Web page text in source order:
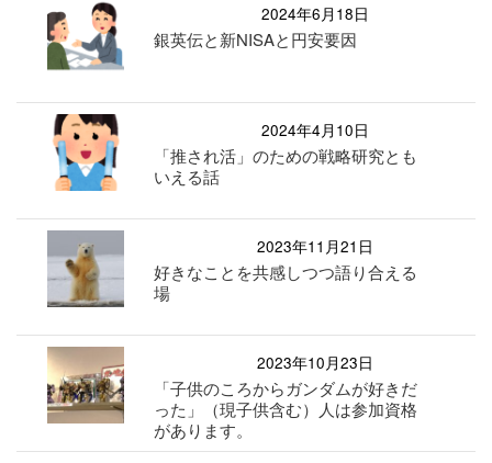
2024年6月18日
銀英伝と新NISAと円安要因
2024年4月10日
「推され活」のための戦略研究とも
いえる話
2023年11月21日
好きなことを共感しつつ語り合える
場
2023年10月23日
「子供のころからガンダムが好きだ
った」（現子供含む）人は参加資格
があります。